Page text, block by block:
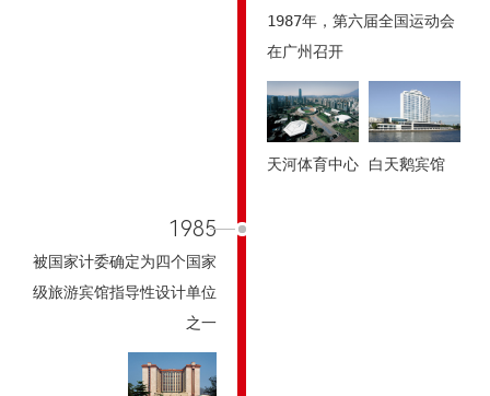
1987年，第六届全国运动会
在广州召开
天河体育中心 白天鹅宾馆
1985
被国家计委确定为四个国家
级旅游宾馆指导性设计单位
之一